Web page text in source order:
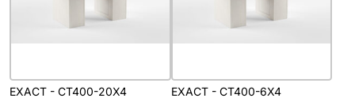
EXACT - CT400-20X4 EXACT - CT400-6X4